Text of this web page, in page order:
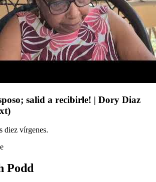
salid a recibirle! | Dory Diaz
diez vírgenes.
Podd